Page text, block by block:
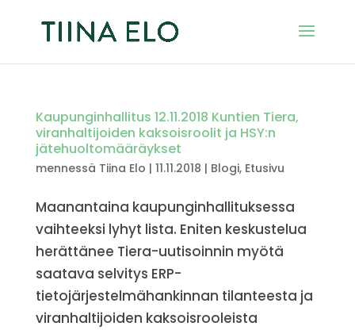
Kaupunginhallitus 12.11.2018 Kuntien Tiera,
viranhaltijoiden kaksoisroolit ja HSY:n
jätehuoltomääräykset
mennessä Tiina Elo | 11.11.2018 | Blogi, Etusivu
Maanantaina kaupunginhallituksessa
vaihteeksi lyhyt lista. Eniten keskustelua
herättänee Tiera-uutisoinnin myötä
saatava selvitys ERP-
tietojärjestelmähankinnan tilanteesta ja
viranhaltijoiden kaksoisrooleista